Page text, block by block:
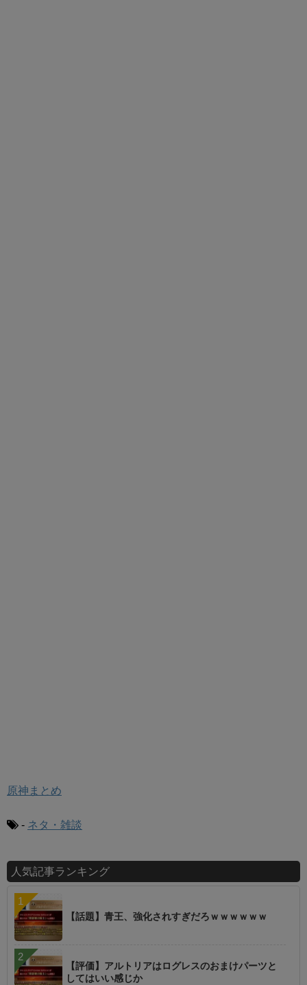
原神まとめ
- ネタ・雑談
人気記事ランキング
【話題】青王、強化されすぎだろｗｗｗｗｗｗ
【評価】アルトリアはログレスのおまけパーツと
してはいい感じか